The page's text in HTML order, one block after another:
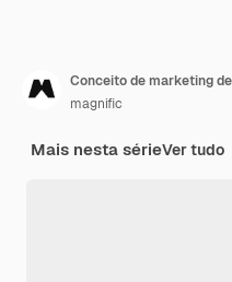
magnific
Mais nesta sérieVer tudo